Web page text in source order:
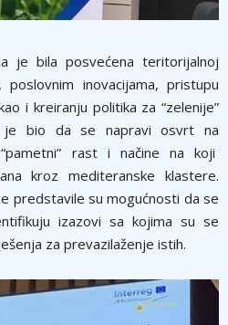
je bila posvećena teritorijalnoj
inovacijama, pristupu
i kreiranju politika za “zelenije”
je bio da se napravi osvrt na
rast i načine na koji
kroz mediteranske klastere.
predstavile su mogućnosti da se
izazovi sa kojima su se
za prevazilaženje istih.